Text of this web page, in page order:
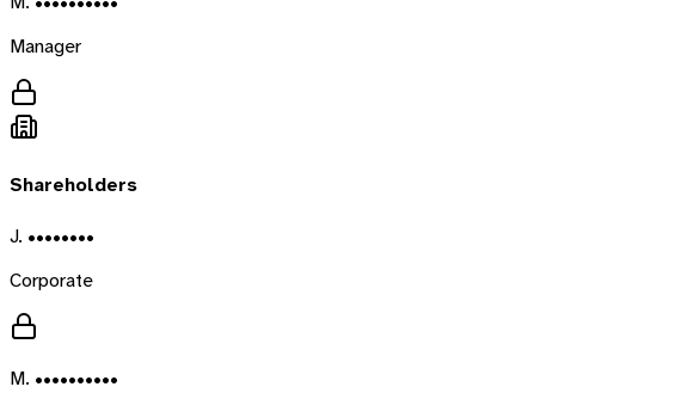
Manager
Shareholders
J. ••••••••
Corporate
M. ••••••••••